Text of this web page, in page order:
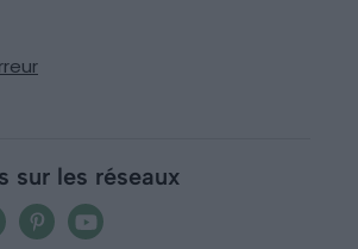
sur les réseaux